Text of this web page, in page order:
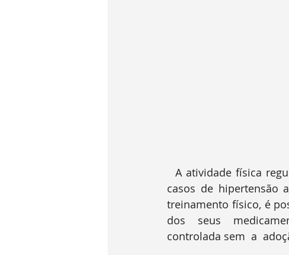
casos de hipertensão
treinamento físico, é
dos  seus
controlada sem  a